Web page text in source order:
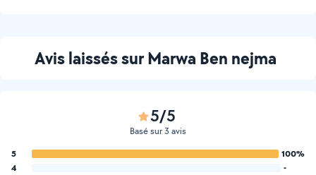
Avis laissés sur Marwa Ben nejma
5/5
Basé sur 3 avis
5
100%
4
-